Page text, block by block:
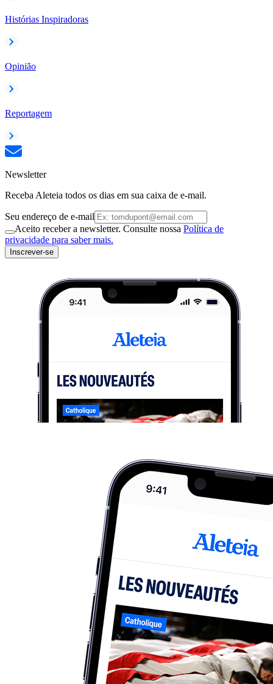
Histórias Inspiradoras
Opinião
Reportagem
Newsletter
Receba Aleteia todos os dias em sua caixa de e-mail.
Seu endereço de e-mail
Aceito receber a newsletter. Consulte nossa Política de
privacidade para saber mais.
Inscrever-se